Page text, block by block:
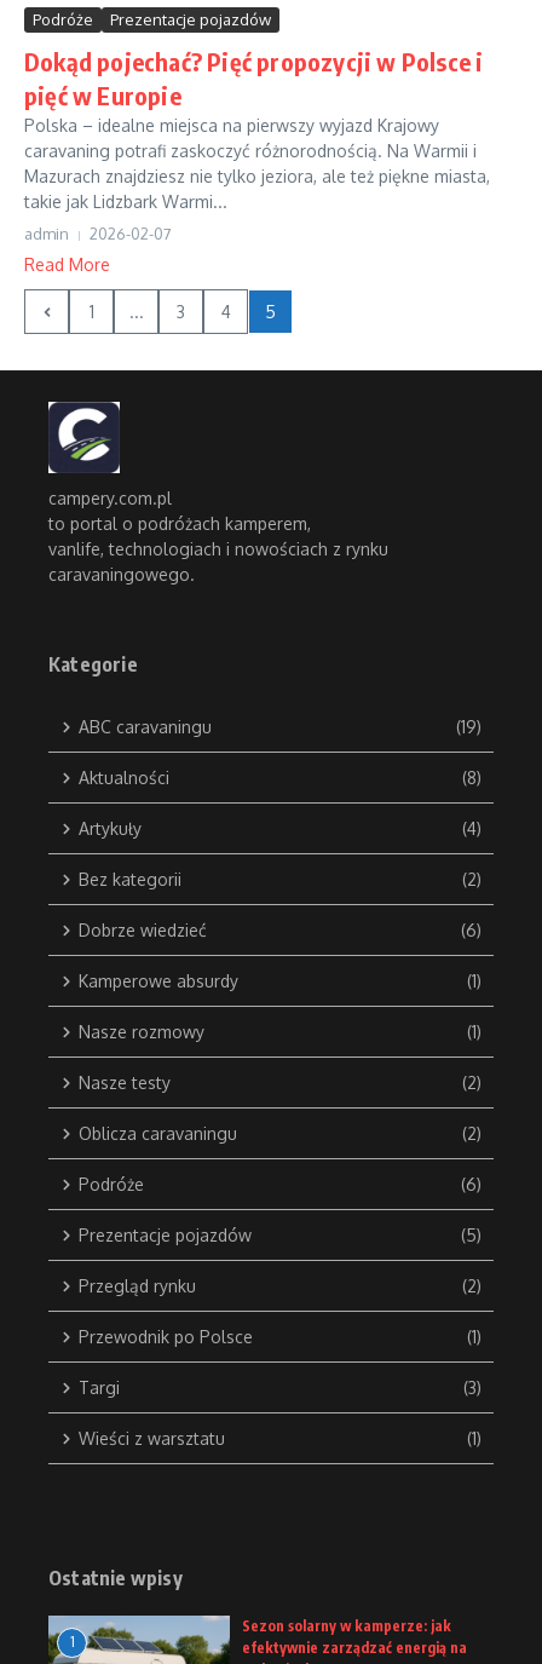
Podróże Prezentacje pojazdów
Dokąd pojechać? Pięć propozycji w Polsce i
pięć w Europie
Polska – idealne miejsca na pierwszy wyjazd Krajowy
caravaning potrafi zaskoczyć różnorodnością. Na Warmii i
Mazurach znajdziesz nie tylko jeziora, ale też piękne miasta,
takie jak Lidzbark Warmi...
admin 2026-02-07
Read More
1 ... 3 4 5
campery.com.pl
to portal o podróżach kamperem,
vanlife, technologiach i nowościach z rynku
caravaningowego.
Kategorie
ABC caravaningu (19)
Aktualności (8)
Artykuły (4)
Bez kategorii (2)
Dobrze wiedzieć (6)
Kamperowe absurdy (1)
Nasze rozmowy (1)
Nasze testy (2)
Oblicza caravaningu (2)
Podróże (6)
Prezentacje pojazdów (5)
Przegląd rynku (2)
Przewodnik po Polsce (1)
Targi (3)
Wieści z warsztatu (1)
Ostatnie wpisy
1
Sezon solarny w kamperze: jak
efektywnie zarządzać energią na